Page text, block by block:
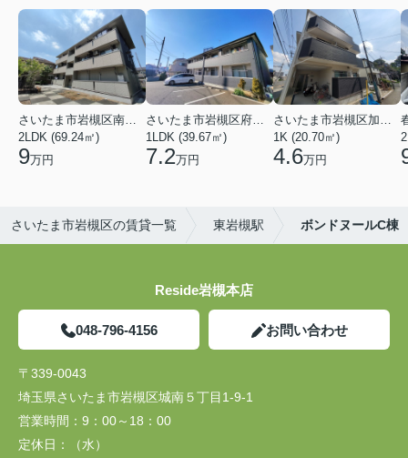
2LDK (69.24㎡)
9万円
1LDK (39.67㎡)
7.2万円
1K (20.70㎡)
4.6万円
さいたま市岩槻区の賃貸一覧 東岩槻駅 ボンドヌールC棟
Reside岩槻本店
048-796-4156 お問い合わせ
〒339-0043
埼玉県さいたま市岩槻区城南５丁目1-9-1
営業時間： 9：00～18：00
定休日：
（水）